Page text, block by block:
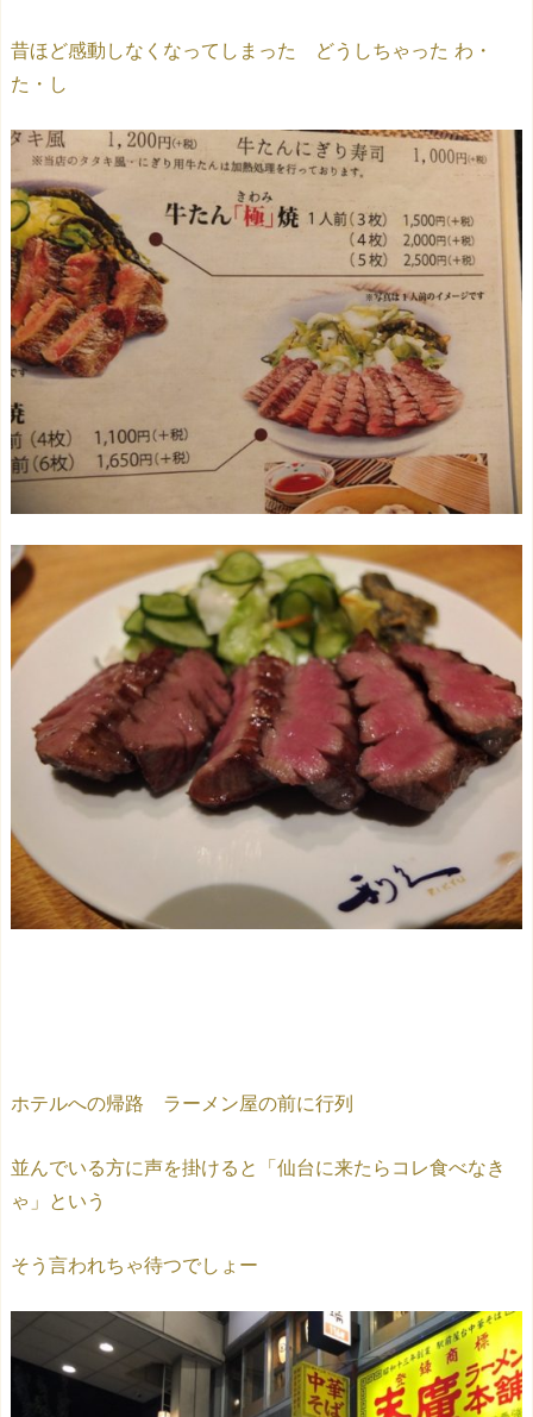
昔ほど感動しなくなってしまった どうしちゃった わ・
た・し
ホテルへの帰路 ラーメン屋の前に行列
並んでいる方に声を掛けると「仙台に来たらコレ食べなき
ゃ」という
そう言われちゃ待つでしょー